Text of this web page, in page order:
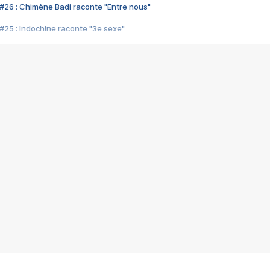
#26 : Chimène Badi raconte "Entre nous"
#25 : Indochine raconte "3e sexe"